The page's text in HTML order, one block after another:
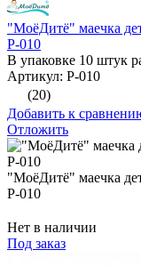
"МоёДитё" маечка
Р-010
В упаковке 10 штук
Артикул: Р-010
(20)
Добавить к
Отложить
"МоёДитё" маечка
Р-010
Нет в наличии
Под заказ